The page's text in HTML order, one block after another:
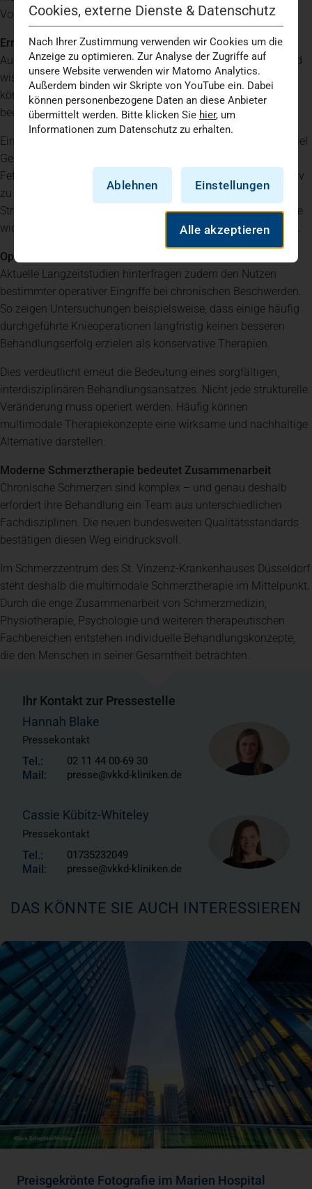
Voraussetzungen der Patientinnen und Patienten angepasst.
Ernährung und Lebensstil gewinnen an Bedeutung
Auch die Rolle von Ernährung und Lebensstil wird zunehmend
wissenschaftlich belegt. Chronische Entzündungsprozesse
können Schmerzen verstärken und den Krankheitsverlauf
beeinflussen.
Eine ausgewogene, entzündungshemmende Ernährung mit viel
Gemüse, hochwertigen pflanzlichen Ölen und Omega-3-
Fettsäuren kann dazu beitragen, Entzündungsprozesse positiv
zu beeinflussen. Ebenso spielen ausreichend Schlaf,
Stressmanagement und regelmäßige körperliche Aktivität eine
wichtige Rolle im Gesamtkonzept moderner Schmerztherapie.
Operieren oder nicht? Neue Studien schaffen Klarheit
Aktuelle Langzeitstudien hinterfragen zudem den Nutzen
bestimmter operativer Eingriffe bei chronischen Beschwerden.
So zeigen Untersuchungen beispielsweise, dass einige häufig
durchgeführte Knieoperationen langfristig keinen besseren
Behandlungserfolg erzielen als konservative Therapien.
Dies verdeutlicht erneut die Bedeutung eines sorgfältigen,
interdisziplinären Behandlungsansatzes. Nicht jede strukturelle
Veränderung muss operiert werden. Häufig können
multimodale Therapiekonzepte eine wirksame und nachhaltige
Alternative darstellen.
Moderne Schmerztherapie bedeutet Zusammenarbeit
Chronische Schmerzen sind komplex – und genau deshalb
erfordert ihre Behandlung ein Team aus unterschiedlichen
Fachdisziplinen. Die neuen bundesweiten Qualitätsstandards
bestätigen diesen Weg eindrucksvoll.
Im Schmerzzentrum des St. Vinzenz-Krankenhauses Düsseldorf
steht deshalb die multimodale Schmerztherapie im Mittelpunkt.
Durch die enge Zusammenarbeit von Schmerzmedizin,
Physiotherapie, Psychologie und weiteren therapeutischen
Fachbereichen entstehen individuelle Behandlungskonzepte,
die den Menschen in seiner Gesamtheit betrachten.
Ihr Kontakt zur Pressestelle
Hannah Blake
Pressekontakt
Tel.: 02 11 44 00-69 30
Mail: presse@vkkd-kliniken.de
Cassie Kübitz-Whiteley
Pressekontakt
Tel.: 01735232049
Mail: presse@vkkd-kliniken.de
DAS KÖNNTE SIE AUCH INTERESSIEREN
Preisgekrönte Fotografie im Marien Hospital
Cookies, externe Dienste & Datenschutz
Nach Ihrer Zustimmung verwenden wir Cookies um die
Anzeige zu optimieren. Zur Analyse der Zugriffe auf
unsere Website verwenden wir Matomo Analytics.
Außerdem binden wir Skripte von YouTube ein. Dabei
können personenbezogene Daten an diese Anbieter
übermittelt werden. Bitte klicken Sie hier, um
Informationen zum Datenschutz zu erhalten.
Ablehnen Einstellungen
Alle akzeptieren